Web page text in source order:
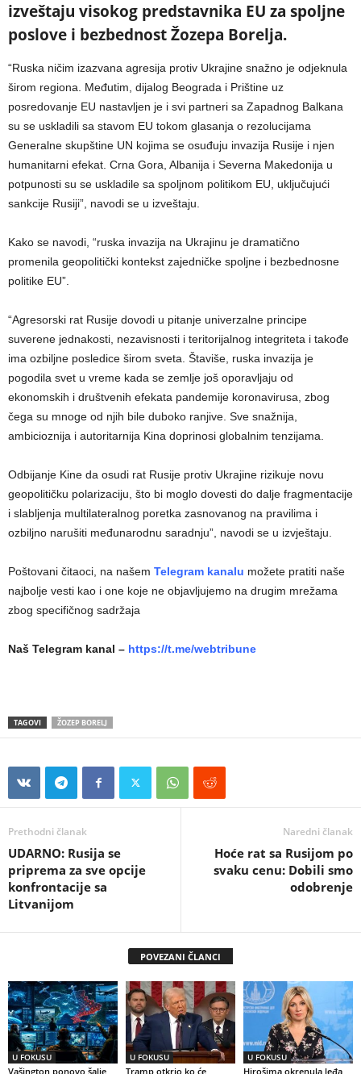
izveštaju visokog predstavnika EU za spoljne
poslove i bezbednost Žozepa Borelja.
“Ruska ničim izazvana agresija protiv Ukrajine snažno je odjeknula
širom regiona. Međutim, dijalog Beograda i Prištine uz
posredovanje EU nastavljen je i svi partneri sa Zapadnog Balkana
su se uskladili sa stavom EU tokom glasanja o rezolucijama
Generalne skupštine UN kojima se osuđuju invazija Rusije i njen
humanitarni efekat. Crna Gora, Albanija i Severna Makedonija u
potpunosti su se uskladile sa spoljnom politikom EU, uključujući
sankcije Rusiji”, navodi se u izveštaju.
Kako se navodi, “ruska invazija na Ukrajinu je dramatično
promenila geopolitički kontekst zajedničke spoljne i bezbednosne
politike EU”.
“Agresorski rat Rusije dovodi u pitanje univerzalne principe
suverene jednakosti, nezavisnosti i teritorijalnog integriteta i takođe
ima ozbiljne posledice širom sveta. Štaviše, ruska invazija je
pogodila svet u vreme kada se zemlje još oporavljaju od
ekonomskih i društvenih efekata pandemije koronavirusa, zbog
čega su mnoge od njih bile duboko ranjive. Sve snažnija,
ambicioznija i autoritarnija Kina doprinosi globalnim tenzijama.
Odbijanje Kine da osudi rat Rusije protiv Ukrajine rizikuje novu
geopolitičku polarizaciju, što bi moglo dovesti do dalje fragmentacije
i slabljenja multilateralnog poretka zasnovanog na pravilima i
ozbiljno narušiti međunarodnu saradnju”, navodi se u izvještaju.
Poštovani čitaoci, na našem Telegram kanalu možete pratiti naše
najbolje vesti kao i one koje ne objavljujemo na drugim mrežama
zbog specifičnog sadržaja
Naš Telegram kanal – https://t.me/webtribune
TAGOVI ŽOZEP BORELJ
Prethodni članak
UDARNO: Rusija se
priprema za sve opcije
konfrontacije sa
Litvanijom
Naredni članak
Hoće rat sa Rusijom po
svaku cenu: Dobili smo
odobrenje
POVEZANI ČLANCI
U FOKUSU
Vašington ponovo šalje
U FOKUSU
Tramp otkrio ko će
U FOKUSU
Hirošima okrenula leđa